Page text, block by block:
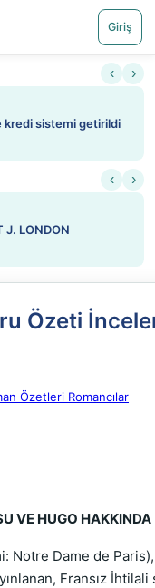
Giriş
‹ ›
kredi sistemi getirildi
‹ ›
J. LONDON
Özeti
Özetleri Romancılar
VE HUGO HAKKINDA
Notre Dame de
Fransız İhtilali